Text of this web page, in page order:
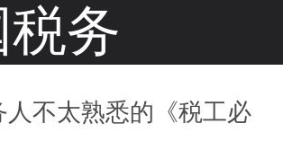
采
税事
人不太熟悉的《税工必